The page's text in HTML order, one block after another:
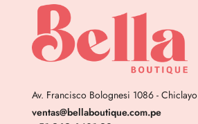
Av. Francisco Bolognesi 1086 - Chiclayo
ventas@bellaboutique.com.pe